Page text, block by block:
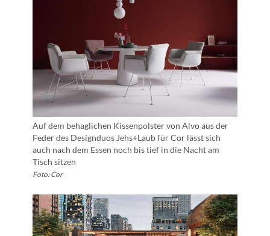
Auf dem behaglichen Kissenpolster von Alvo aus der
Feder des Designduos Jehs+Laub für Cor lässt sich
auch nach dem Essen noch bis tief in die Nacht am
Tisch sitzen
Foto: Cor